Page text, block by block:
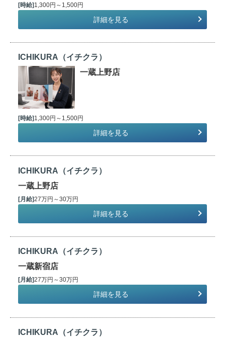
[時給]1,300円～1,500円
詳細を見る
ICHIKURA（イチクラ）
一蔵上野店
[時給]1,300円～1,500円
詳細を見る
ICHIKURA（イチクラ）
一蔵上野店
[月給]27万円～30万円
詳細を見る
ICHIKURA（イチクラ）
一蔵新宿店
[月給]27万円～30万円
詳細を見る
ICHIKURA（イチクラ）